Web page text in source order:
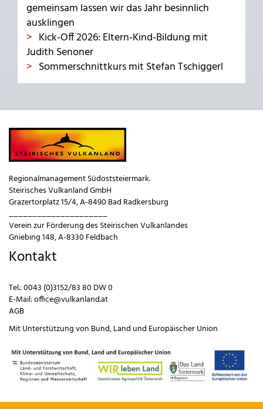
gemeinsam lassen wir das Jahr besinnlich
ausklingen
Kick-Off 2026: Eltern-Kind-Bildung mit
Judith Senoner
Sommerschnittkurs mit Stefan Tschiggerl
Regionalmanagement Südoststeiermark.
Steirisches Vulkanland GmbH
Grazertorplatz 15/4, A-8490 Bad Radkersburg
_____________________
Verein zur Förderung des Steirischen Vulkanlandes
Gniebing 148, A-8330 Feldbach
Kontakt
Tel.:0043 (0)3152/83 80 DW 0
E-Mail:office@vulkanland.at
AGB
Mit Unterstützung von Bund,Land und Europäischer Union